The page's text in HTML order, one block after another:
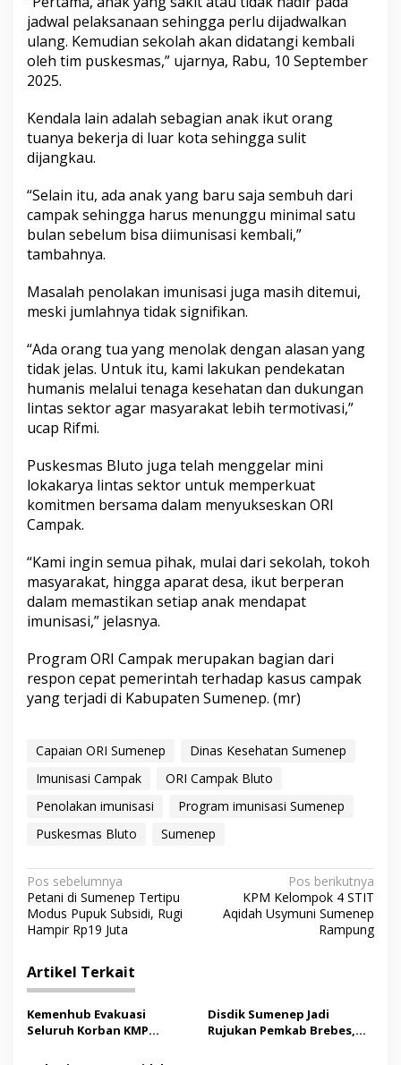
A
d
a
K
d
a
l
i
L
a
p
g
a
n
jadwal pelaksanaan sehingga perlu dijadwalkan
ulang. Kemudian sekolah akan didatangi kembali
oleh tim puskesmas,” ujarnya, Rabu, 10 September
2025.
Kendala lain adalah sebagian anak ikut orang
tuanya bekerja di luar kota sehingga sulit
dijangkau.
“Selain itu, ada anak yang baru saja sembuh dari
campak sehingga harus menunggu minimal satu
bulan sebelum bisa diimunisasi kembali,”
tambahnya.
Masalah penolakan imunisasi juga masih ditemui,
meski jumlahnya tidak signifikan.
“Ada orang tua yang menolak dengan alasan yang
tidak jelas. Untuk itu, kami lakukan pendekatan
humanis melalui tenaga kesehatan dan dukungan
lintas sektor agar masyarakat lebih termotivasi,”
ucap Rifmi.
Puskesmas Bluto juga telah menggelar mini
lokakarya lintas sektor untuk memperkuat
komitmen bersama dalam menyukseskan ORI
Campak.
“Kami ingin semua pihak, mulai dari sekolah, tokoh
masyarakat, hingga aparat desa, ikut berperan
dalam memastikan setiap anak mendapat
imunisasi,” jelasnya.
Program ORI Campak merupakan bagian dari
respon cepat pemerintah terhadap kasus campak
yang terjadi di Kabupaten Sumenep. (mr)
Capaian ORI Sumenep
Dinas Kesehatan Sumenep
Imunisasi Campak
ORI Campak Bluto
Penolakan imunisasi
Program imunisasi Sumenep
Puskesmas Bluto
Sumenep
N
a
v
i
g
a
s
Pos sebelumnya
Petani di Sumenep Tertipu
Modus Pupuk Subsidi, Rugi
Hampir Rp19 Juta
Pos berikutnya
KPM Kelompok 4 STIT
Aqidah Usymuni Sumenep
Rampung
Artikel Terkait
Kemenhub Evakuasi
Seluruh Korban KMP
Disdik Sumenep Jadi
Rujukan Pemkab Brebes,